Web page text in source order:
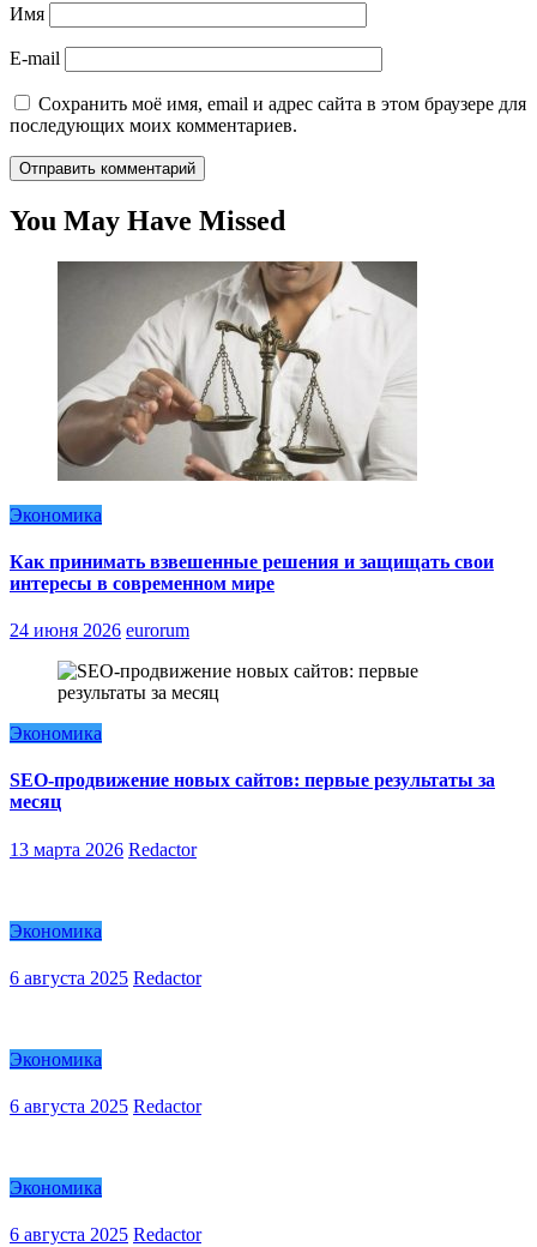
Имя
E-mail
Сохранить моё имя, email и адрес сайта в этом браузере для
последующих моих комментариев.
You May Have Missed
Экономика
Как принимать взвешенные решения и защищать свои
интересы в современном мире
24 июня 2026 eurorum
Экономика
SEO-продвижение новых сайтов: первые результаты за
месяц
13 марта 2026 Redactor
Экономика
6 августа 2025 Redactor
Экономика
6 августа 2025 Redactor
Экономика
6 августа 2025 Redactor